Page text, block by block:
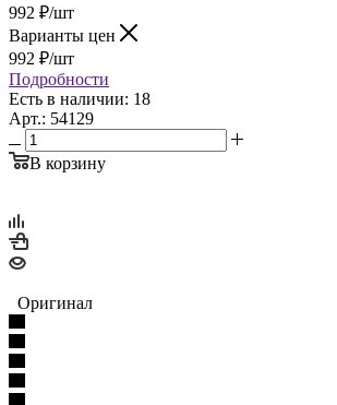
992 ₽/шт
Варианты цен
992 ₽/шт
Подробности
Есть в наличии: 18
Арт.: 54129
В корзину
Оригинал